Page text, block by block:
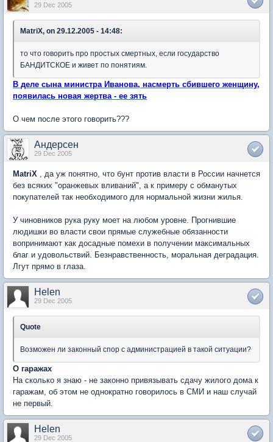
29 Dec 2005
MatriX, on 29.12.2005 - 14:48:
то что говорить про простых смертных, если государство
БАНДИТСКОЕ и живет по понятиям.
В деле сына министра Иванова, насмерть сбившего женщину,
появилась новая жертва - ее зять
О чем после этого говорить???
Андерсен
29 Dec 2005
MatriX , да уж понятно, что бунт против власти в России начнется
без всяких "оранжевых вливаний", а к примеру с обманутых
покупателей так необходимого для нормальной жизни жилья.
У чиновников рука руку моет на любом уровне. Прогнившие
людишки во власти свои прямые служебные обязанности
вопринимают как досадные помехи в получении максимальных
благ и удовольствий. Безнравственность, моральная деградация.
Лгут прямо в глаза.
Helen
29 Dec 2005
Quote
Возможен ли законный спор с администрацией в такой ситуации?
О гаражах
На сколько я знаю - не законно привязывать сдачу жилого дома к
гаражам, об этом не однократно говорилось в СМИ и наш случай
не первый.
Helen
29 Dec 2005